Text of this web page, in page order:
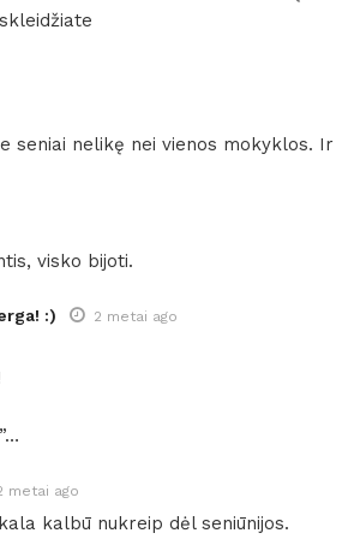
seniai nelikę nei vienos mokyklos. Ir
visko bijoti.
:) 2 metai ago
metai ago
kalbū nukreip dėl seniūnijos.